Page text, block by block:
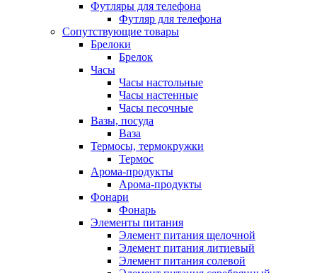
Футляры для телефона
Футляр для телефона
Сопутствующие товары
Брелоки
Брелок
Часы
Часы настольные
Часы настенные
Часы песочные
Вазы, посуда
Ваза
Термосы, термокружки
Термос
Арома-продукты
Арома-продукты
Фонари
Фонарь
Элементы питания
Элемент питания щелочной
Элемент питания литиевый
Элемент питания солевой